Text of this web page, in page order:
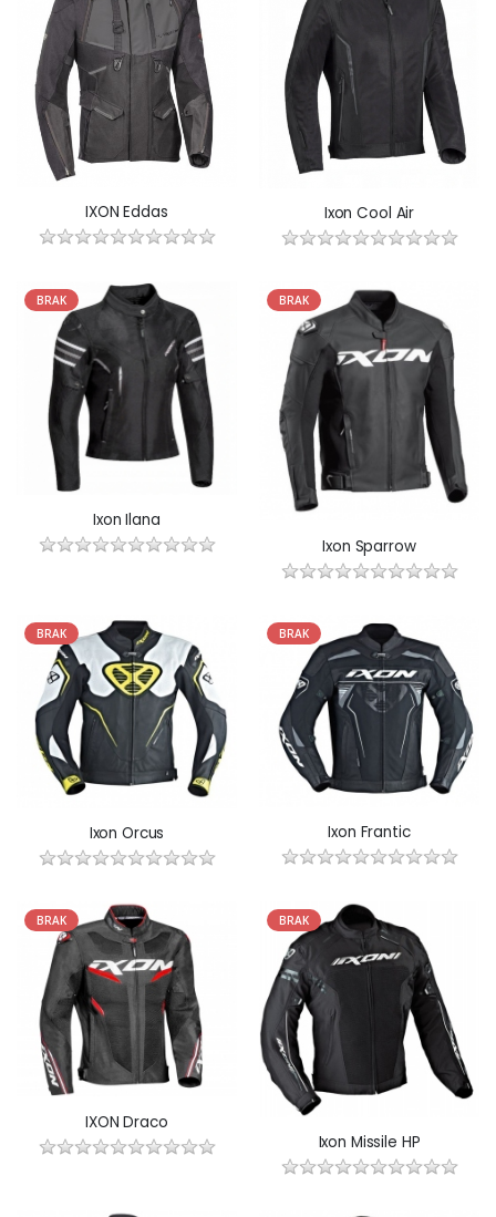
IXON Eddas Ixon Cool Air
BRAK
Ixon Ilana
BRAK
Ixon Sparrow
BRAK
Ixon Orcus
BRAK
Ixon Frantic
BRAK
IXON Draco
BRAK
Ixon Missile HP